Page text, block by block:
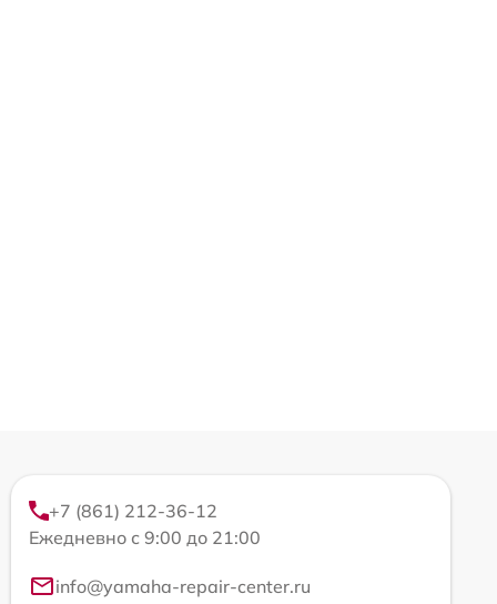
+7 (861) 212-36-12
Ежедневно с 9:00 до 21:00
info@yamaha-repair-center.ru